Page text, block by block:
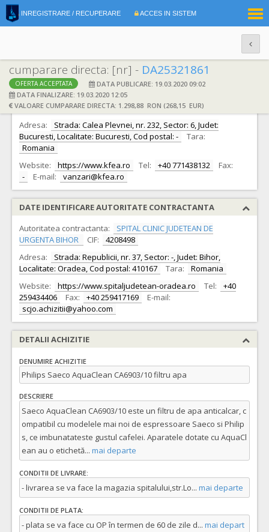
INREGISTRARE / RECUPERARE ACCES IN SISTEM
cumparare directa: [nr] - DA25321861
OFERTA ACCEPTATA
DATA PUBLICARE: 19.03.2020 09:02
DATA FINALIZARE: 19.03.2020 12:05
VALOARE CUMPARARE DIRECTA: 1.298,88 RON (268,15 EUR)
DATE IDENTIFICARE OFERTANT
Ofertant: S.C. SC Zaniat COM SRL S.R.L. CIF: 18646234
Adresa:
Strada: Calea Plevnei, nr. 232, Sector: 6, Judet:
Bucuresti, Localitate: Bucuresti, Cod postal: -
Tara:
Romania
Website:
https://www.kfea.ro Tel: +40 771438132
Fax:
-
E-mail: vanzari@kfea.ro
DATE IDENTIFICARE AUTORITATE CONTRACTANTA
Autoritatea contractanta:
SPITAL CLINIC JUDETEAN DE
URGENTA BIHOR
CIF:
4208498
Adresa:
Strada: Republicii, nr. 37, Sector: -, Judet: Bihor,
Localitate: Oradea, Cod postal: 410167
Tara:
Romania
Website:
https://www.spitaljudetean-oradea.ro Tel:
+40
259434406
Fax: +40 259417169
E-mail:
scjo.achizitii@yahoo.com
DETALII ACHIZITIE
DENUMIRE ACHIZITIE
Philips Saeco AquaClean CA6903/10 filtru apa
DESCRIERE
Saeco AquaClean CA6903/10 este un filtru de apa anticalcar, c
ompatibil cu modelele mai noi de espressoare Saeco si Philip
s, ce imbunatateste gustul cafelei. Aparatele dotate cu AquaCl
ean au o etichetă... mai departe
CONDITII DE LIVRARE:
- livrarea se va face la magazia spitalului,str.Lo... mai departe
CONDITII DE PLATA:
- plata se va face cu OP în termen de 60 de zile d... mai depart